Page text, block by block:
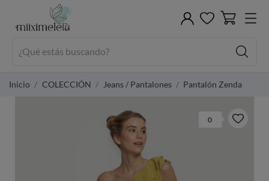
Inicio COLECCIÓN Jeans / Pantalones Pantalón Zenda
0